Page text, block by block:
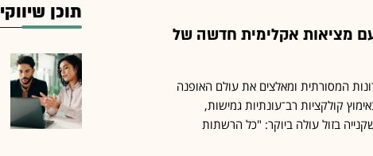
מציאות אקלימית חדשה של
המסורתית ומאלצים את עולם האופנה
קולקציות רב־עונתיות גמישות,
בזול עולה ביוקר: "כל הרשתות
תוכן שיווקי